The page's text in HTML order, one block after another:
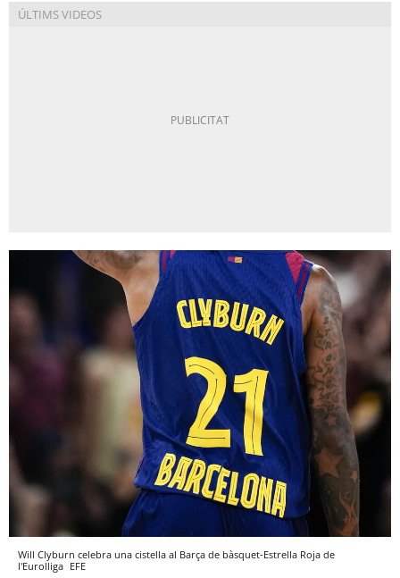
Will Clyburn celebra una cistella al Barça de bàsquet-Estrella Roja de
l'Eurolliga EFE